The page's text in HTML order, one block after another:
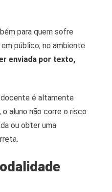
para quem sofre
público; no ambiente
enviada por texto,
é altamente
o aluno não corre o risco
ou obter uma